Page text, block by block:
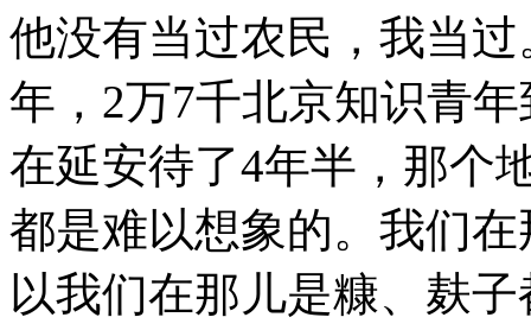
他没有当过农民，我当
年，2万7千北京知识青
在延安待了4年半，那个
都是难以想象的。我们
以我们在那儿是糠、麸